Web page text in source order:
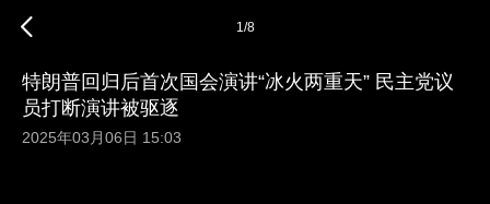
1/8
特朗普回归后首次国会演讲“冰火两重天” 民主党议
员打断演讲被驱逐
2025年03月06日 15:03